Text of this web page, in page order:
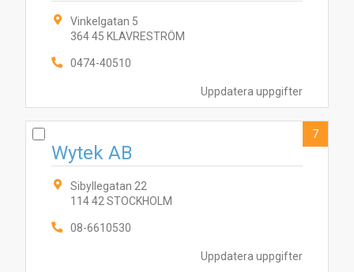
Uppdatera uppgifter
Vinkelgatan 5
364 45 KLAVRESTRÖM
0474-40510
Uppdatera uppgifter
Wytek AB
Sibyllegatan 22
114 42 STOCKHOLM
08-6610530
7